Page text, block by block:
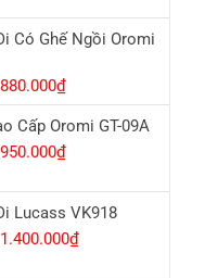
tại
là:
Có Ghế Ngồi Oromi
Giá
1.100.000₫.
880.000₫Giá
hiện
tại
là:
Cấp Oromi GT-09A
Giá
950.000₫Giá
tại
là:
950.000₫.
Lucass VK918
Giá
1.400.000₫Giá